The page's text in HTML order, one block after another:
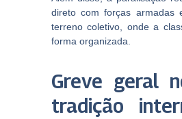
direto com forças
terreno coletivo, onde a
forma organizada.
Greve geral
tradição